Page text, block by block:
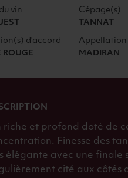
vin Cépage(s)
TANNAT
d'accord
ROUGE
Appellation
MADIRAN
riche et profond doté de
Finesse des
élégante avec une finale
cité aux côtés